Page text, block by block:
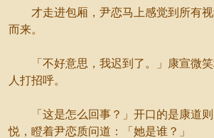
才走进包厢，尹恋马上感觉到所有视
而来。
「不好意思，我迟到了。」康宣微笑
人打招呼。
「这是怎么回事？」开口的是康道则
悦，瞪着尹恋质问道：「她是谁？」